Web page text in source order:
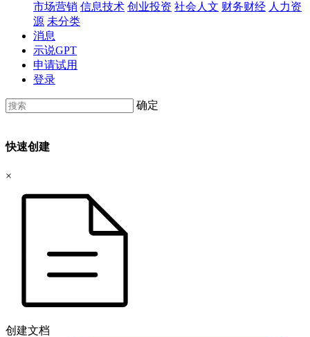
市场营销 信息技术 创业投资 社会人文 财务财经 人力资
源 未分类
消息
示说GPT
申请试用
登录
确定
快速创建
×
创建文档